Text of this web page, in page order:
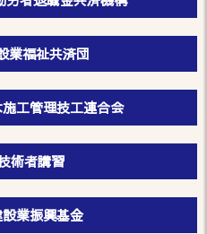
業福祉共済団
工管理技工連合会
術者講習
業振興基金